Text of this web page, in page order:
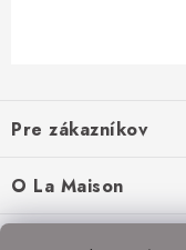
p
ä
i
Pre zákazníkov
Doprava a platba
O La Maison
O nás
Inšpirácie